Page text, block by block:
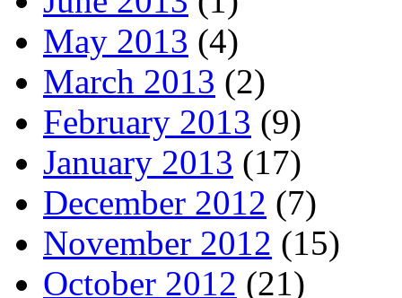
May 2013 (4)
March 2013 (2)
February 2013 (9)
January 2013 (17)
December 2012 (7)
November 2012 (15)
October 2012 (21)